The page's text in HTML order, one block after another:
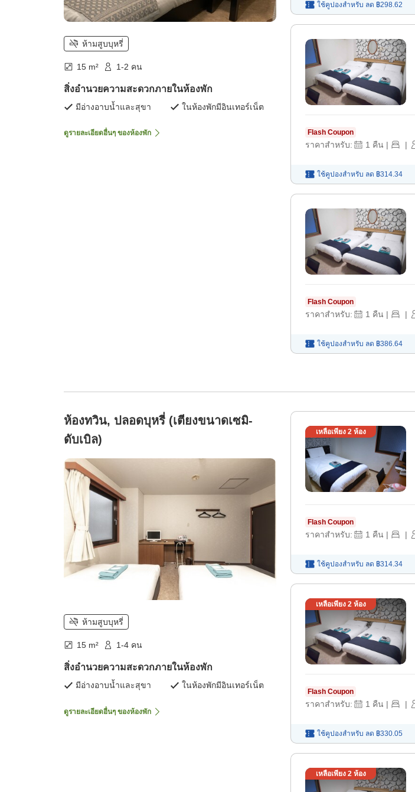
ห้ามสูบบุหรี่
15 m² 1-2 คน
สิ่งอำนวยความสะดวกภายในห้องพัก
มีอ่างอาบน้ำและสุขา ในห้องพักมีอินเทอร์เน็ต
ดูรายละเอียดอื่นๆ ของห้องพัก
ใช้คูปองสำหรับ ลด ฿298.62
Flash Coupon
ราคาสำหรับ: 1 คืน | |
ใช้คูปองสำหรับ ลด ฿314.34
Flash Coupon
ราคาสำหรับ: 1 คืน | |
ใช้คูปองสำหรับ ลด ฿386.64
ห้องทวิน, ปลอดบุหรี่ (เตียงขนาดเซมิ-
ดับเบิล)
ห้ามสูบบุหรี่
15 m² 1-4 คน
สิ่งอำนวยความสะดวกภายในห้องพัก
มีอ่างอาบน้ำและสุขา ในห้องพักมีอินเทอร์เน็ต
ดูรายละเอียดอื่นๆ ของห้องพัก
เหลือเพียง 2ห้อง
Flash Coupon
ราคาสำหรับ: 1 คืน | |
ใช้คูปองสำหรับ ลด ฿314.34
เหลือเพียง 2ห้อง
Flash Coupon
ราคาสำหรับ: 1 คืน | |
ใช้คูปองสำหรับ ลด ฿330.05
เหลือเพียง 2ห้อง